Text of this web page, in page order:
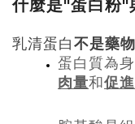
什麼是"蛋白粉"
乳清蛋白不是藥物
蛋白質為
肉量和促